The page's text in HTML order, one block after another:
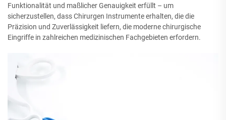
Funktionalität und maßlicher Genauigkeit erfüllt – um
sicherzustellen, dass Chirurgen Instrumente erhalten, die die
Präzision und Zuverlässigkeit liefern, die moderne chirurgische
Eingriffe in zahlreichen medizinischen Fachgebieten erfordern.